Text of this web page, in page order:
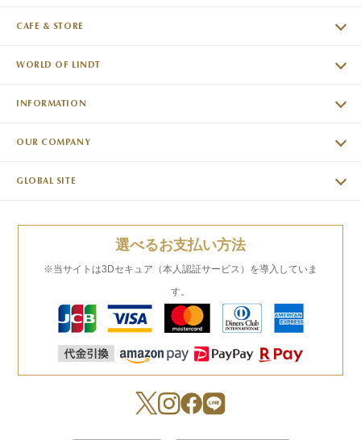
CAFE & STORE
WORLD OF LINDT
INFORMATION
OUR COMPANY
GLOBAL SITE
選べるお支払い方法
※当サイトは3Dセキュア（本人認証サービス）を導入していま
す。